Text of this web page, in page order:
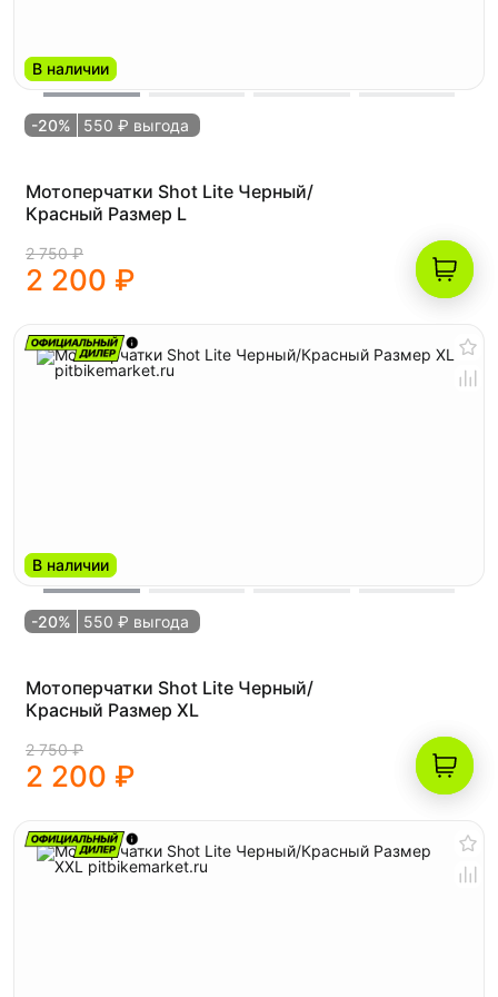
В наличии
-20% 550 ₽ выгода
Мотоперчатки Shot Lite Черный/
Красный Размер L
2 750 ₽
2 200 ₽
В наличии
-20% 550 ₽ выгода
Мотоперчатки Shot Lite Черный/
Красный Размер XL
2 750 ₽
2 200 ₽